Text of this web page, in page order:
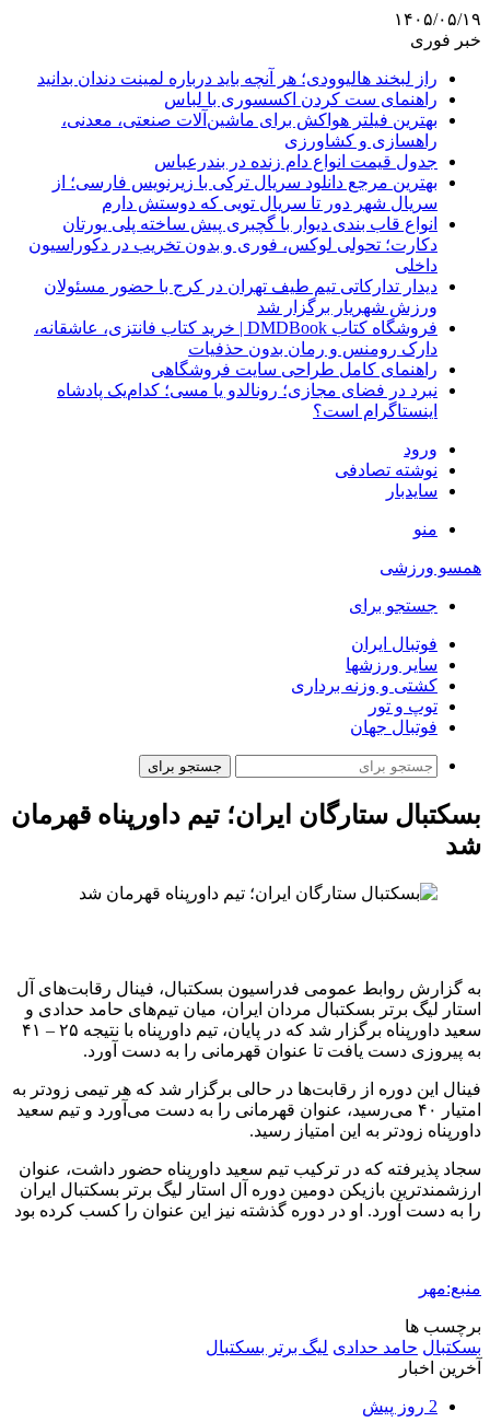
۱۴۰۵/۰۵/۱۹
خبر فوری
راز لبخند هالیوودی؛ هر آنچه باید درباره لمینت دندان بدانید
راهنمای ست کردن اکسسوری با لباس
بهترین فیلتر هواکش برای ماشین‌آلات صنعتی، معدنی،
راهسازی و کشاورزی
جدول قیمت انواع دام زنده در بندرعباس
بهترین مرجع دانلود سریال ترکی با زیرنویس فارسی؛ از
سریال شهر دور تا سریال تویی که دوستش دارم
انواع قاب بندی دیوار با گچبری پیش ساخته پلی یورتان
دکارت؛ تحولی لوکس، فوری و بدون تخریب در دکوراسیون
داخلی
دیدار تدارکاتی تیم طیف تهران در کرج با حضور مسئولان
ورزش شهریار برگزار شد
فروشگاه کتاب DMDBook | خرید کتاب فانتزی، عاشقانه،
دارک رومنس و رمان بدون حذفیات
راهنمای کامل طراحی سایت فروشگاهی
نبرد در فضای مجازی؛ رونالدو یا مسی؛ کدام‌یک پادشاه
اینستاگرام است؟
ورود
نوشته تصادفی
سایدبار
منو
همسو ورزشی
جستجو برای
فوتبال ایران
سایر ورزشها
کشتی و وزنه برداری
توپ و تور
فوتبال جهان
جستجو برای
بسکتبال ستارگان ایران؛ تیم داورپناه قهرمان
شد
به گزارش روابط عمومی فدراسیون بسکتبال، فینال رقابت‌های آل
استار لیگ برتر بسکتبال مردان ایران، میان تیم‌های حامد حدادی و
سعید داورپناه برگزار شد که در پایان، تیم داورپناه با نتیجه ۲۵ – ۴۱
به پیروزی دست یافت تا عنوان قهرمانی را به دست آورد.
فینال این دوره از رقابت‌ها در حالی برگزار شد که هر تیمی زودتر به
امتیار ۴۰ می‌رسید، عنوان قهرمانی را به دست می‌آورد و تیم سعید
داورپناه زودتر به این امتیاز رسید.
سجاد پذیرفته که در ترکیب تیم سعید داورپناه حضور داشت، عنوان
ارزشمندترین بازیکن دومین دوره آل استار لیگ برتر بسکتبال ایران
را به دست آورد. او در دوره گذشته نیز این عنوان را کسب کرده بود
منبع:مهر
برچسب ها
بسکتبال حامد حدادی لیگ برتر بسکتبال
آخرین اخبار
2 روز پیش